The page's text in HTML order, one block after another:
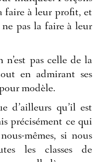
faire à leur profit, et
pas la faire à leur
pas celle de la
en admirant ses
modèle.
d’ailleurs qu’il est
précisément ce qui
mêmes, si nous
les classes de